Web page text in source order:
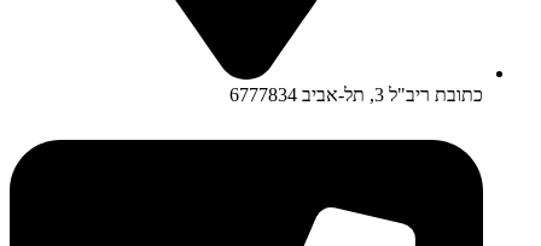
כתובת ריב"ל 3, תל-אביב 6777834